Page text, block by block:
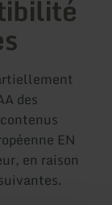
des
EN
en raison